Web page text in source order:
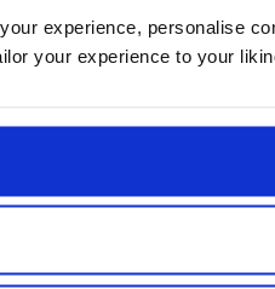
experience, personalise
your experience to your